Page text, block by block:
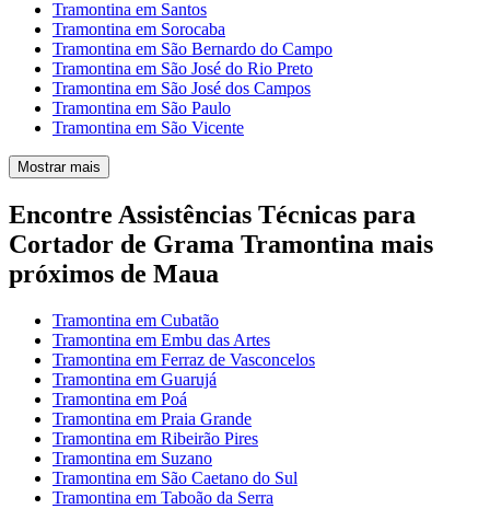
Tramontina em Santos
Tramontina em Sorocaba
Tramontina em São Bernardo do Campo
Tramontina em São José do Rio Preto
Tramontina em São José dos Campos
Tramontina em São Paulo
Tramontina em São Vicente
Mostrar mais
Encontre Assistências Técnicas para
Cortador de Grama Tramontina mais
próximos de Maua
Tramontina em Cubatão
Tramontina em Embu das Artes
Tramontina em Ferraz de Vasconcelos
Tramontina em Guarujá
Tramontina em Poá
Tramontina em Praia Grande
Tramontina em Ribeirão Pires
Tramontina em Suzano
Tramontina em São Caetano do Sul
Tramontina em Taboão da Serra